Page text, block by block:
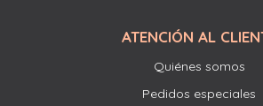
ATENCIÓN AL
Quiénes somos
Pedidos especiales